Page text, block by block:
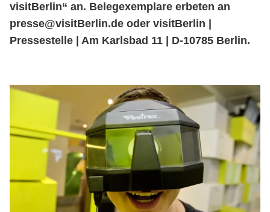
visitBerlin“ an. Belegexemplare erbeten an
presse@visitBerlin.de oder visitBerlin
Pressestelle | Am Karlsbad 11 | D-10785 Berlin.